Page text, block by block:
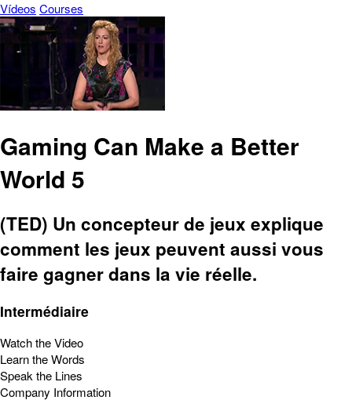
Vídeos Courses
Gaming Can Make a Better
World 5
(TED) Un concepteur de jeux explique
comment les jeux peuvent aussi vous
faire gagner dans la vie réelle.
Intermédiaire
Watch the Video
Learn the Words
Speak the Lines
Company Information